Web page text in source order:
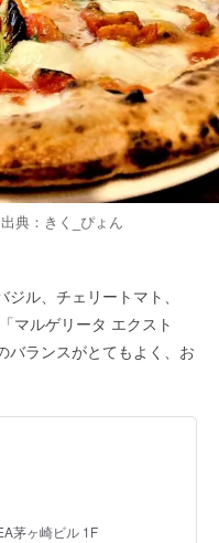
典： きく_ぴょん
ジル、チェリートマト、
マルゲリータ エクスト
バランスがとてもよく、お
茅ヶ崎ビル 1F